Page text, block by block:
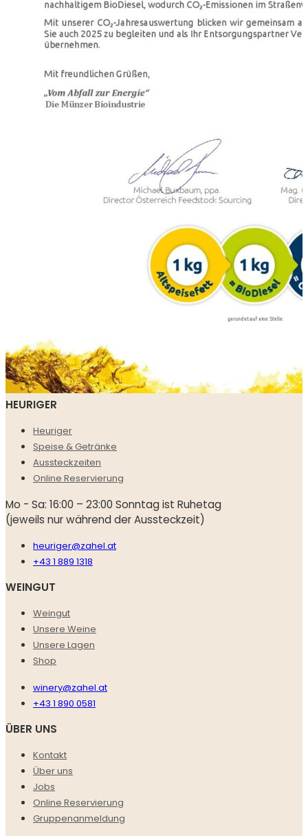
HEURIGER
Heuriger
Speise & Getränke
Aussteckzeiten
Online Reservierung
Mo - Sa: 16:00 – 23:00 Sonntag ist Ruhetag
(jeweils nur während der Aussteckzeit)
heuriger@zahel.at
+43 1 889 1318
WEINGUT
Weingut
Unsere Weine
Unsere Lagen
Shop
winery@zahel.at
+43 1 890 0581
ÜBER UNS
Kontakt
Über uns
Jobs
Online Reservierung
Gruppenanmeldung